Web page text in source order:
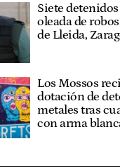
Siete
oleada de
de Lleida,
Los Mossos
dotación de
metales tras
con arma